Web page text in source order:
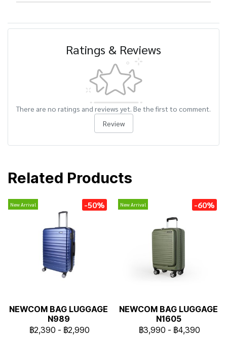
Ratings & Reviews
There are no ratings and reviews yet. Be the first to comment.
Review
Related Products
New Arrival -50%
NEWCOM BAG LUGGAGE
N989
฿2,390 - ฿2,990
New Arrival -60%
NEWCOM BAG LUGGAGE
N1605
฿3,990 - ฿4,390